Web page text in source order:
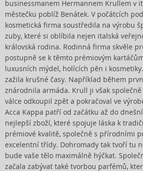
businessmanem Hermannem Krullem v
městečku poblíž Benátek. V počátcích
kosmetická firma soustředila na výrobu
zuby, které si oblíbila nejen italská
královská rodina. Rodinná firma skvěle
postupně se k těmto prémiovým
luxusních mýdel, holících pěn i
zažila krušné časy. Například během
znárodnila armáda. Krull ji však
válce odkoupil zpět a pokračoval ve
Acca Kappa patří od začátku až do
nejlepší zboží, které spojuje láska k
prémiové kvalitě, společně s přírodními
excelentní třídy. Dohromady tak tvoří tu
bude vaše tělo maximálně hýčkat.
začala zabývat také tvorbou parfémů,